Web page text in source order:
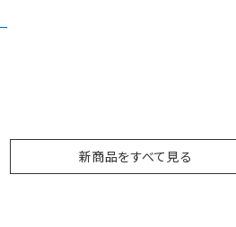
新商品をすべて見る